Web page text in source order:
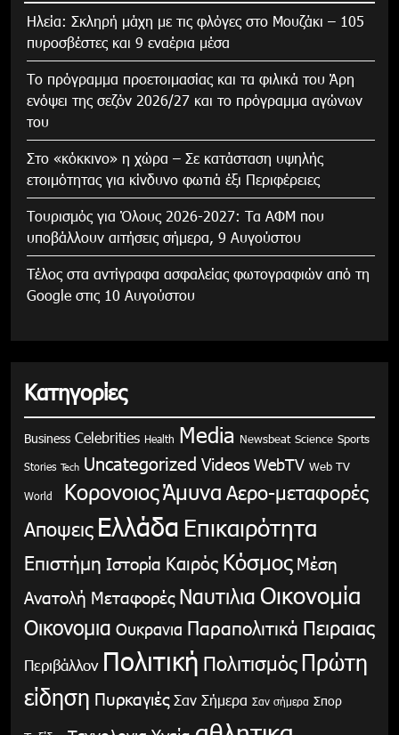
Ηλεία: Σκληρή μάχη με τις φλόγες στο Μουζάκι – 105
πυροσβέστες και 9 εναέρια μέσα
Το πρόγραμμα προετοιμασίας και τα φιλικά του Άρη
ενόψει της σεζόν 2026/27 και το πρόγραμμα αγώνων
του
Στο «κόκκινο» η χώρα – Σε κατάσταση υψηλής
ετοιμότητας για κίνδυνο φωτιά έξι Περιφέρειες
Τουρισμός για Όλους 2026-2027: Τα ΑΦΜ που
υποβάλλουν αιτήσεις σήμερα, 9 Αυγούστου
Τέλος στα αντίγραφα ασφαλείας φωτογραφιών από τη
Google στις 10 Αυγούστου
Κατηγορίες
Business Celebrities Health Media Newsbeat Science Sports
Stories Tech Uncategorized Videos WebTV Web TV
World ΚορονοιοςΆμυνα Αερο-μεταφορές
Αποψεις Ελλάδα Επικαιρότητα
Επιστήμη Ιστορία Καιρός Κόσμος Μέση
Ανατολή Μεταφορές Ναυτιλια Οικονομία
Οικονομια Ουκρανια Παραπολιτικά Πειραιας
Περιβάλλον Πολιτική Πολιτισμός Πρώτη
είδηση Πυρκαγιές Σαν Σήμερα Σαν σήμερα Σπορ